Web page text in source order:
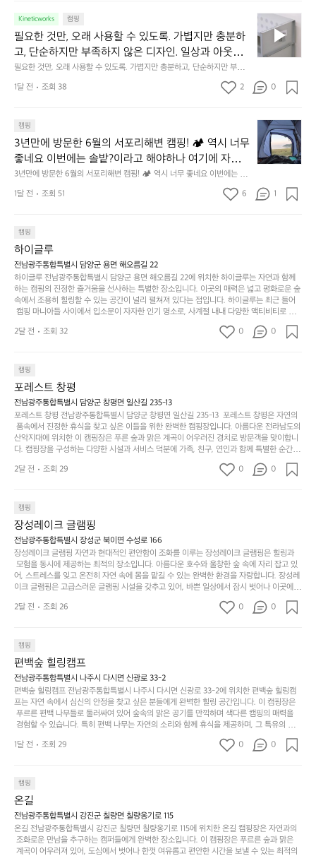
중
인
차
안
서
도
구
나
잠
에
기
까
이
걸
리
는
순
다.
그
럴
때
는
차
을
가
려
보
세
요.
튼
을
조
용
히
o
l
는 균형감에서 출발했습니다.  그중에서도 슬림함에 철
저히 집착했습니다. 튼튼한 내구도와 넉넉한 수납력을
해치치 않는 선에서, 가장 가볍고 얇게 설계했습니다.
이 디자인과 사용감은, 꼭 직접 손으로 만져보며 경험
해 보시기를 바랍니다.
철저히 집착했습니다. 튼튼한 내구도와 넉넉한 수납력을 해치치 않는 선에
서, 가장 가볍고 얇게 설계했습니다.  이 디자인과 사용감은, 꼭 직접 손으로
만져보며 경험해 보시기를 바랍니다.
0
년
이
넘
군
지
의
초
기
품
갑’입
니
다.
일
상
에
고
다
니
고
싶
어
는
크
기,
무
게,
이
의
아
주
미
가
존
재
Kineticworks 캠핑
필요한 것만, 오래 사용할 수 있도록. 가볍지만 충분하
고, 단순하지만 부족하지 않은 디자인. 일상과 아웃도
어의 경계를 자연스럽게 이어주는 RIDGE MOUNTAIN
GEAR. 키네틱웍스에서 만나보세요.
필요한 것만, 오래 사용할 수 있도록. 가볍지만 충분하고, 단순하지만 부족하
지 않은 디자인. 일상과 아웃도어의 경계를 자연스럽게 이어주는 RIDGE M
OUNTAIN GEAR. 키네틱웍스에서 만나보세요.
필
요
한
것
오
용
할
수
있
록.
분
하
고,
단
순
하
하
지
않
은
디
자
웃
도
어
의
경
럽
게
이
어
주
E
M
O
1달 전 조회 38 2 0
캠핑
3년만에 방문한 6월의 서포리해변 캠핑! 🏕 역시 너무
좋네요 이번에는 솔밭?이라고 해야하나 여기에 자리를
잡았는데 정말 시원하고 경치도 좋네요  서해치고 물도
맑은편, 아이들도 놀기 좋고 1박 2일은 넘 짧게 느껴지
네요  .1박 1동 1만원 (수금은 7시쯤, 동네에서 관리) .수
바로 화장실있음 .5분거리 cu .2분거리 음식점  항구에
서부터 해변까지 버스도 다니네요 ㅎㅎㅎ 아이들 엄청
좋아하네요 점심쯤도착해서 철수할때까지 물놀이 3
타임이나 했네요 ⛱️
3년만에 방문한 6월의 서포리해변 캠핑! 🏕 역시 너무 좋네요 이번에는 솔
밭?이라고 해야하나 여기에 자리를 잡았는데 정말 시원하고 경치도 좋네요
서해치고 물도 맑은편, 아이들도 놀기 좋고 1박 2일은 넘 짧게 느껴지네요  .
항구에서부터 해변까지 버스도 다니네요 ㅎㅎㅎ 아이들 엄청 좋아하네요 점
심쯤도착해서 철수할때까지 물놀이 3타임이나 했네요 ⛱️
년
만
에
문
포
리
해
변
캠
핑!
무
좋
네
요
이
이
라
고
해
야
하
리
를
잡
았
는
하
고
1달 전 조회 51 6 1
캠핑
하이글루
전남광주통합특별시 담양군 용면 해오름길 22
하이글루 전남광주통합특별시 담양군 용면 해오름길 22에 위치한 하이글루는 자연과 함께
하는 캠핑의 진정한 즐거움을 선사하는 특별한 장소입니다. 이곳의 매력은 넓고 평화로운 숲
속에서 조용히 힐링할 수 있는 공간이 널리 펼쳐져 있다는 점입니다. 하이글루는 최근 들어
캠핑 마니아들 사이에서 입소문이 자자한 인기 명소로, 사계절 내내 다양한 액티비티로 방
문객들을 맞이합니다. 특히, 하이글루의 독특한 시설인 글램핑 텐트는 고객들에게 아늑한 잠
자리를 제공하며, 캠핑의 매력을 한층 더해 줍니다. 밖에서는 자연의 소리를 들으며, 내부에
함께 좋은 시간을 보낼 수 있다는 것입니다. 또한, 하이글루 인근에는 다양한 트레킹 코스와
자전거 도로가 있어 아웃도어 활동을 좋아하는 이들에게 더욱 참조할 만한 장소가 됩니다.
담양의 아름다운 자연과 함께, 건강한 레저 활동을 즐기며 행복한 캠핑 경험을 쌓으실 수 있
습니다. 하이글루에서 특별한 순간을 만끽해보세요. 따뜻한 햇살과 함께하는 아침, 상징적인
담양의 죽녹원과 함께 어우러진 저녁, 그리고 고요한 밤하늘 아래에서 별을 바라보며 나누는
이야기들은 여러분의 캠핑 여행을 더욱 특별하게 만들어 줄 것입니다.  인기 정도: ★★★★
★
2달 전 조회 32 0 0
캠핑
포레스트 창평
전남광주통합특별시 담양군 창평면 일산길 235-13
포레스트 창평 전남광주통합특별시 담양군 창평면 일산길 235-13  포레스트 창평은 자연의
품속에서 진정한 휴식을 찾고 싶은 이들을 위한 완벽한 캠핑장입니다. 아름다운 전라남도의
산악지대에 위치한 이 캠핑장은 푸른 숲과 맑은 계곡이 어우러진 경치로 방문객을 맞이합니
다. 캠핑장을 구성하는 다양한 시설과 서비스 덕분에 가족, 친구, 연인과 함께 특별한 순간을
만들어갈 수 있는 최적의 공간이 됩니다.  포레스트 창평은 주말마다 직접 재배한 신선한 농
산물을 제공하는 캠핑장으로, 현지에서만 느낄 수 있는 자연의 맛을 경험할 수 있습니다. 또
으며 깊은 숙면을 취할 수 있는 기회를 제공합니다.  이곳은 자연과의 완벽한 조화를 이루며,
다채로운 야외 활동을 제공합니다. 특히 어린이들은 안전하게 놀 수 있는 놀이시설이 마련
되어 있어 부모님들과 함께 즐거운 시간을 보낼 수 있습니다. 주변의 다양한 관광지와 먹거
리를 탐험하는 재미도 포레스트 창평의 매력 중 하나입니다.  또한, 캠핑장을 방문한 후 지속
적으로 재방문하는 이들이 많아 인기가 날로 상승하고 있습니다. 포레스트 창평은 단순한 캠
핑 그 이상을 제공하며, 자연을 사랑하는 모든 이들에게 꼭 한번 경험해봐야 할 장소로 자리
잡았습니다.  인기 정도: ★★★★★
2달 전 조회 29 0 0
캠핑
장성레이크 글램핑
전남광주통합특별시 장성군 북이면 수성로 166
장성레이크 글램핑 자연과 현대적인 편안함이 조화를 이루는 장성레이크 글램핑은 힐링과
모험을 동시에 제공하는 최적의 장소입니다. 아름다운 호수와 울창한 숲 속에 자리 잡고 있
어, 스트레스를 잊고 온전히 자연 속에 몸을 맡길 수 있는 완벽한 환경을 자랑합니다. 장성레
이크 글램핑은 고급스러운 글램핑 시설을 갖추고 있어, 바쁜 일상에서 잠시 벗어나 이곳에
오면 사치스러운 휴식이 가능해집니다. 독립된 텐트에서 제공되는 특별한 불멍 공간은 소중
한 사람과 함께 따뜻한 이야기를 나눌 수 있는 소중한 시간을 만들어 줍니다. 또한, 주변의 자
을 창출하는 시간이 될 것입니다. 특히 식사를 좋아하는 분들에게는 매주 특별한 바비큐 파
티와 지역에서 나는 신선한 재료로 만든 다양한 요리를 제공하여 미각을 만족시켜 줍니다.
장성레이크 글램핑은 그 아름다운 경관과 최고 품질의 시설 덕분에 최근 몇 년 사이에 특히
주목받고 있는 캠핑장 중 하나입니다. 주말이면 방문객이 가득해 예약이 빠르게 차는 만큼
미리 일정을 계획하시는 것이 좋습니다. 나만의 프라이빗한 공간에서 가족 및 사랑하는 사
람들과 함께하세요. 당신의 대자연 속 힐링을 기다리는 장성레이크 글램핑은 언젠가 반드시
방문해봐야 할 명소로 자리매김하였습니다. 인기 정도: ★★★★★
2달 전 조회 26 0 0
캠핑
편백숲 힐링캠프
전남광주통합특별시 나주시 다시면 신광로 33-2
편백숲 힐링캠프 전남광주통합특별시 나주시 다시면 신광로 33-2에 위치한 편백숲 힐링캠
프는 자연 속에서 심신의 안정을 찾고 싶은 분들에게 완벽한 힐링 공간입니다. 이 캠핑장은
푸르른 편백 나무들로 둘러싸여 있어 숲속의 맑은 공기를 만끽하며 색다른 캠핑의 매력을
경험할 수 있습니다. 특히 편백 나무는 자연의 소리와 함께 휴식을 제공하며, 그 특유의 아로
마향이 심리적 안정감을 가져다줍니다. 이곳에서 아침 햇살을 맞으며 조용한 숲속에서의 커
피 한 잔은 그 어떤 도시의 카페에서 느끼기 힘든 특별함을 선사합니다. 편백숲 힐링캠프는
즐길 수 있는 기회도 많은데, 자전거를 타거나 숲속을 거닐며 다양한 생태계를 체험해보는
것도 일상의 스트레스를 잊게 해줍니다. 또한, 캠프파이어를 즐기며 별빛 아래서 시간을 보
내는 것은 일상에서 벗어나 새로운 여유를 찾는 방법입니다. 운영자는 항상 방문객의 편안함
과 안전을 최우선으로 생각하고 있으며, 깨끗하고 잘 관리된 시설을 자랑합니다. 가족들이
함께하는 모닥불 구이 파티나 친구들과의 캠핑 퀴즈도 놓칠 수 없는 재미가 됩니다. 자연과
의 조화 속에서 힐링할 수 있는 편백숲 힐링캠프는 현대인의 바쁜 일상에서 벗어나 소중한
시간을 가지고 싶은 분들에게 특히 추천드립니다. 지금 바로 나주로 떠나 여유로움과 행복
1달 전 조회 29 0 0
캠핑
온길
전남광주통합특별시 강진군 칠량면 칠량옹기로 115
온길 전남광주통합특별시 강진군 칠량면 칠량옹기로 115에 위치한 온길 캠핑장은 자연과의
조화로운 만남을 추구하는 캠퍼들에게 완벽한 장소입니다. 이 캠핑장은 푸르른 숲과 맑은
계곡이 어우러져 있어, 도심에서 벗어나 한껏 여유롭고 편안한 시간을 보낼 수 있는 최적의